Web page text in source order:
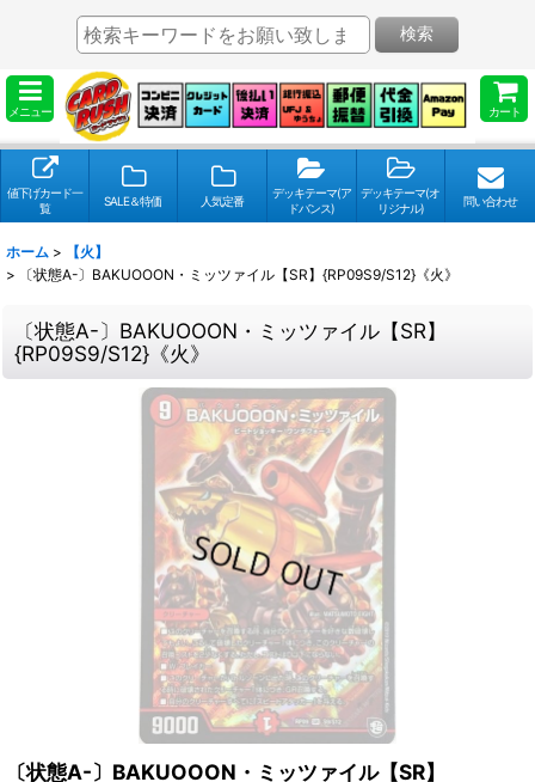
メニュー カート
検索
値下げカード一
覧
SALE＆特価 人気定番
デッキテーマ(ア
ドバンス)
デッキテーマ(オ
リジナル)
問い合わせ
ホーム >
【火】
>
〔状態A-〕BAKUOOON・ミッツァイル【SR】{RP09S9/S12}《火》
〔状態A-〕BAKUOOON・ミッツァイル【SR】
{RP09S9/S12}《火》
〔状態A-〕BAKUOOON・ミッツァイル【SR】